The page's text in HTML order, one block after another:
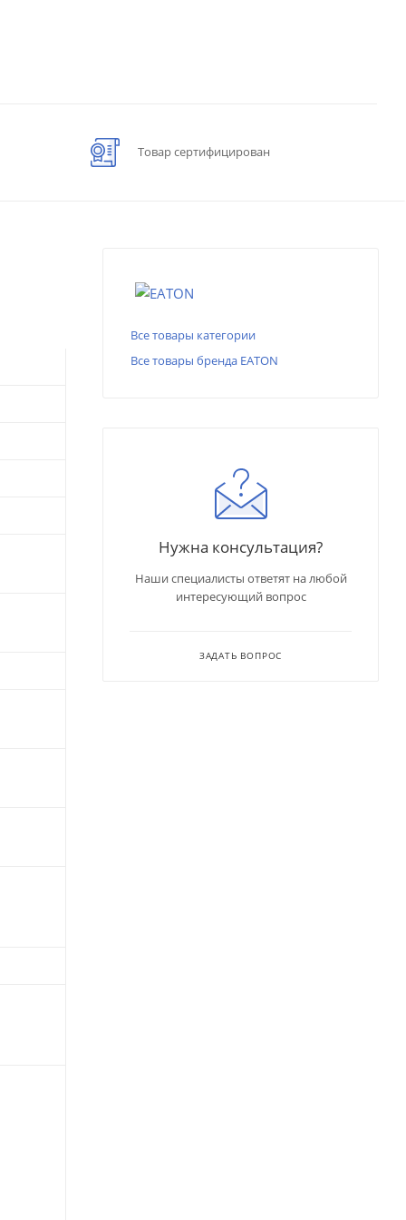
Товар сертифицирован
Все товары категории
Все товары бренда EATON
Нужна консультация?
Наши специалисты ответят на любой
интересующий вопрос
ЗАДАТЬ ВОПРОС